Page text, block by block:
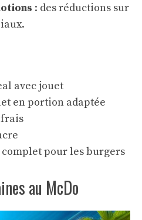
: des réductions sur
avec jouet
en portion adaptée
frais
pour les burgers
au McDo